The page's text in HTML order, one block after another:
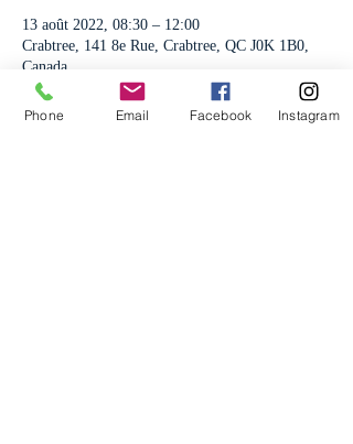
13 août 2022, 08:30 – 12:00
Crabtree, 141 8e Rue, Crabtree, QC J0K 1B0,
Canada
Phone Email Facebook Instagram